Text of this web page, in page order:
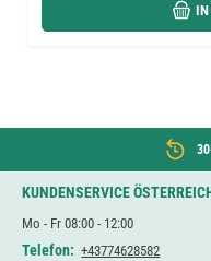
IN
KUNDENSERVICE
Mo - Fr 08:00 - 12:00
Telefon: +43774628582